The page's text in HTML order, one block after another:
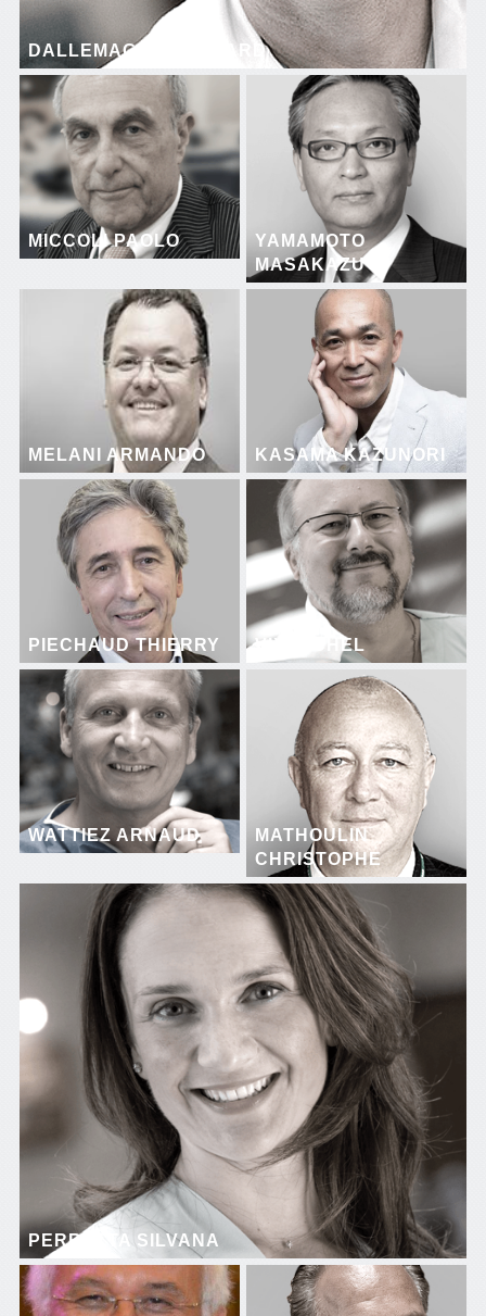
DALLEMAGNE BERNARD
MICCOLI PAOLO
YAMAMOTO
MASAKAZU
MELANI ARMANDO KASAMA KAZUNORI
PIECHAUD THIERRY VIX MICHEL
WATTIEZ ARNAUD
MATHOULIN
CHRISTOPHE
PERRETTA SILVANA